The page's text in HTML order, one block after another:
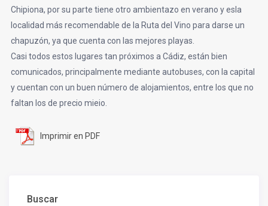
Chipiona, por su parte tiene otro ambientazo en verano y esla
localidad más recomendable de la Ruta del Vino para darse un
chapuzón, ya que cuenta con las mejores playas.
Casi todos estos lugares tan próximos a Cádiz, están bien
comunicados, principalmente mediante autobuses, con la capital
y cuentan con un buen número de alojamientos, entre los que no
faltan los de precio mieio.
Imprimir en PDF
Buscar